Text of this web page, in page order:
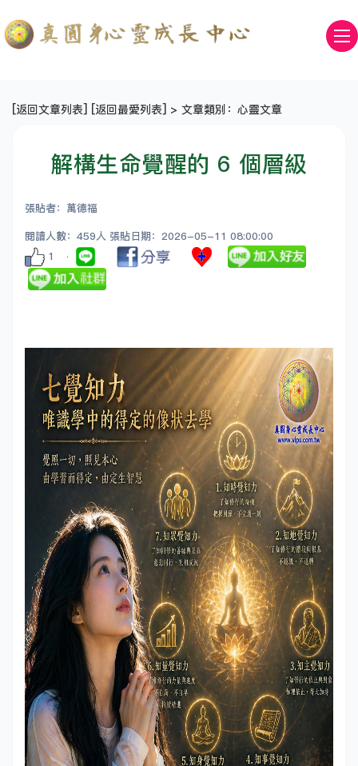
[返回文章列表] [返回最愛列表] > 文章類別：心靈文章
解構生命覺醒的 6 個層級
張貼者：萬德福
閱讀人數：459人 張貼日期：2026-05-11 08:00:00
1